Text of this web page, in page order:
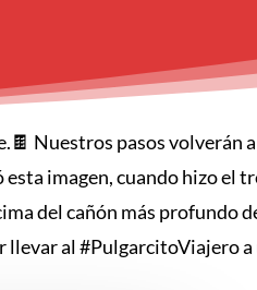
Nuestros pasos volverán
imagen, cuando hizo el
del cañón más
al #PulgarcitoViajero